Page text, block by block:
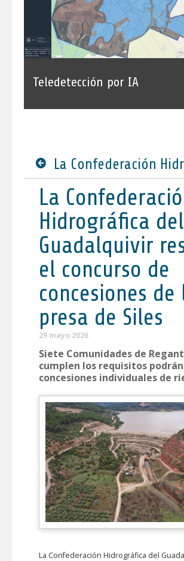
Teledetección por IA
La
Hidrográfica del
Guadalquivir
el concurso de
concesiones de
presa de Siles
29 mayo 2026
Siete Comunidades de
cumplen los requisitos
concesiones individuales de
La Confederación Hidrográfica del